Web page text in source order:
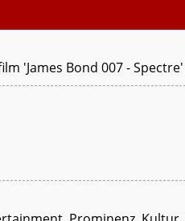
'James Bond 007 -